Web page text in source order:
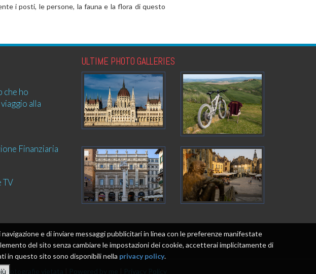
i posti, le persone, la fauna e la flora di questo
che ho
alla
Finanziaria
TV
ULTIME PHOTO GALLERIES
fotografie vietata
e di inviare messaggi pubblicitari in linea con le preferenze manifestate
del sito senza cambiare le impostazioni dei cookie, accetterai implicitamente di
in questo sito sono disponibili nella privacy policy.